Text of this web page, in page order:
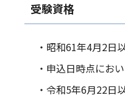
受験資格
・昭和61年4月2日
・申込日時点にお
・令和5年6月22日